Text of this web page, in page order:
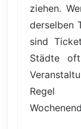
ziehen.
derselben
sind
Städte